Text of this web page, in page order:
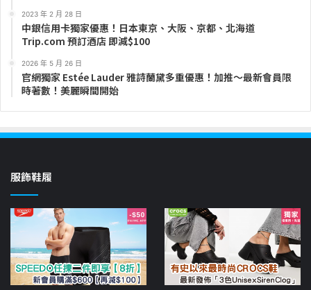
2023 年 2 月 28 日
中銀信用卡獨家優惠！日本東京、大阪、京都、北海道
Trip.com 預訂酒店 即減$100
2026 年 5 月 26 日
官網獨家 Estée Lauder 雅詩蘭黛多重優惠！加推～最新會員限
時著數！美麗瞬間開始
服飾鞋履